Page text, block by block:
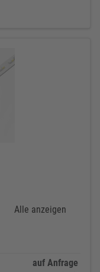
Alle anzeigen
auf Anfrage